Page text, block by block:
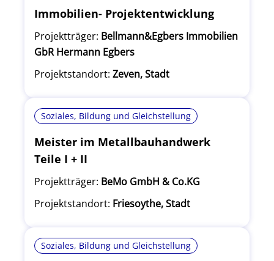
Immobilien- Projektentwicklung
Projektträger: Bellmann&Egbers Immobilien
GbR Hermann Egbers
Projektstandort: Zeven, Stadt
Soziales, Bildung und Gleichstellung
Meister im Metallbauhandwerk
Teile I + II
Projektträger: BeMo GmbH & Co.KG
Projektstandort: Friesoythe, Stadt
Soziales, Bildung und Gleichstellung